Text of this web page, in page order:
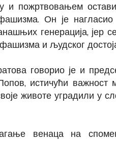
и пожртвовањем
Он је
генерација, јер
и људског
говорио је и
истичући важност
животе уградили у
венаца на